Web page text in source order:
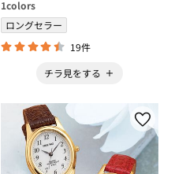
1colors
ロングセラー
19件
チラ見をする